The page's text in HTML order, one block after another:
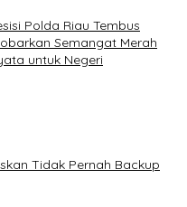
Polda Riau Tembus
Semangat Merah
untuk Negeri
Tidak Pernah Backup